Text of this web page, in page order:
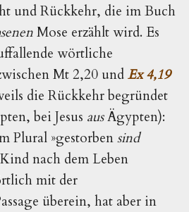
und Rückkehr, die im Buch
Mose erzählt wird. Es
wörtliche
Mt 2,20 undEx 4,19
die Rückkehr begründet
bei Jesus ausÄgypten):
Plural »gestorbensind
nach dem Leben
mit der
überein, hat aber in